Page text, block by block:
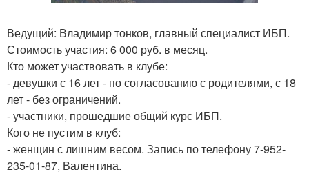
Ведущий: Владимир тонков, главный специалист ИБП.
Стоимость участия: 6 000 руб. в месяц.
Кто может участвовать в клубе:
- девушки с 16 лет - по согласованию с родителями, с 18
лет - без ограничений.
- участники, прошедшие общий курс ИБП.
Кого не пустим в клуб:
- женщин с лишним весом. Запись по телефону 7-952-
235-01-87, Валентина.